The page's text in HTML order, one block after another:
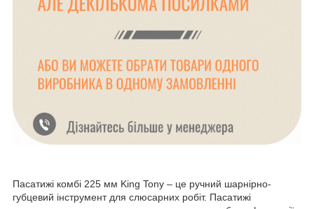
Пасатижі комбі 225 мм King Tony – це ручний шарнірно-
губцевий інструмент для слюсарних робіт. Пасатижі